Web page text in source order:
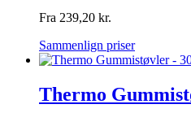
Fra 239,20 kr.
Sammenlign priser
Thermo